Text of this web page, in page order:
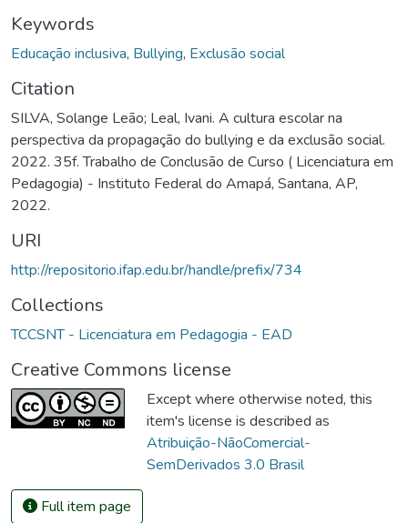
Keywords
Educação inclusiva, Bullying, Exclusão social
Citation
SILVA, Solange Leão; Leal, Ivani. A cultura escolar na
perspectiva da propagação do bullying e da exclusão social.
2022. 35f. Trabalho de Conclusão de Curso ( Licenciatura em
Pedagogia) - Instituto Federal do Amapá, Santana, AP,
2022.
URI
http://repositorio.ifap.edu.br/handle/prefix/734
Collections
TCCSNT - Licenciatura em Pedagogia - EAD
Creative Commons license
Except where otherwise noted, this
item's license is described as
Atribuição-NãoComercial-
SemDerivados 3.0 Brasil
Full item page